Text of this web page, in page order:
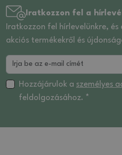
Iratkozzon fel a
Iratkozzon fel hírlevelünkre,
akciós termékekről és
Hozzájárulok a személyes
feldolgozásához. *